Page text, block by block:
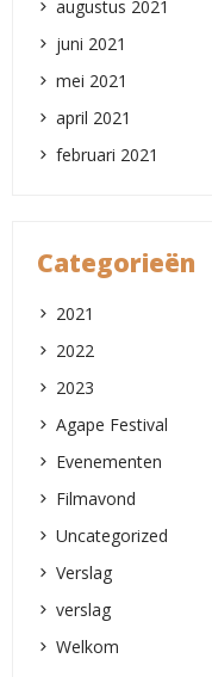
augustus 2021
juni 2021
mei 2021
april 2021
februari 2021
Categorieën
2021
2022
2023
Agape Festival
Evenementen
Filmavond
Uncategorized
Verslag
verslag
Welkom